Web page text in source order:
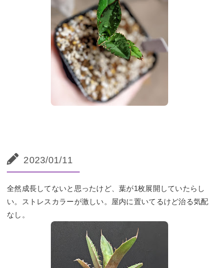
2023/01/11
全然成長してないと思ったけど、葉が1枚展開していたらし
い。ストレスカラーが激しい。屋内に置いてるけど治る気配
なし。